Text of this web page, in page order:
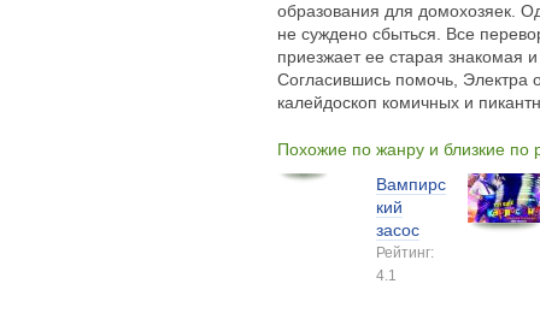
образования для домохозяек.
не суждено сбыться. Все
приезжает ее старая знакомая
Согласившись помочь, Электра
калейдоскоп комичных и
Похожие по жанру и близкие по
Вампирс
кий
засос
Рейтинг:
4.1